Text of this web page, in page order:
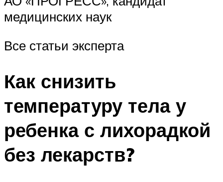
медицинских наук
Все статьи эксперта
Как снизить
температуру тела у
ребенка с лихорадкой
без лекарств?